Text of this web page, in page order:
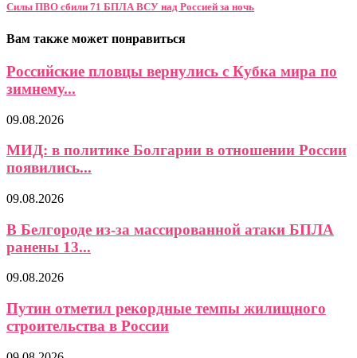
Силы ПВО сбили 71 БПЛА ВСУ над Россией за ночь
Вам также может понравиться
Российские пловцы вернулись с Кубка мира по
зимнему...
09.08.2026
МИД: в политике Болгарии в отношении России
появились...
09.08.2026
В Белгороде из-за массированной атаки БПЛА
ранены 13...
09.08.2026
Путин отметил рекордные темпы жилищного
строительства в России